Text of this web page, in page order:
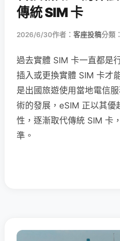
傳統 SIM 卡
2026/6/30作者： 客座投稿分類：
過去實體 SIM 卡一直都是
插入或更換實體 SIM 卡才
是出國旅遊使用當地電信
術的發展，eSIM 正以其優
性，逐漸取代傳統 SIM 卡
準。